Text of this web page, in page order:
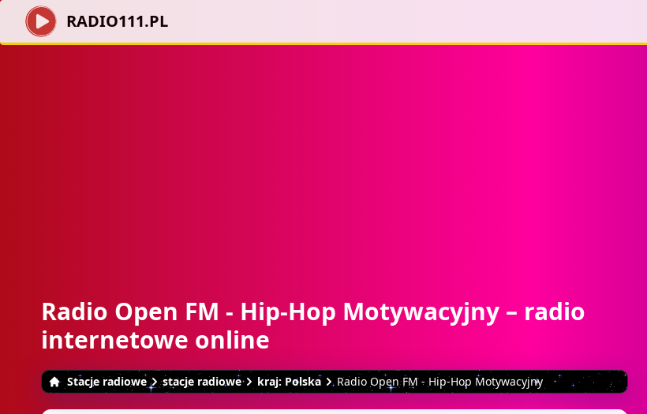
RADIO111.PL
Radio Open FM - Hip-Hop Motywacyjny – radio
internetowe online
Stacje radiowe stacje radiowe kraj: Polska Radio Open FM - Hip-Hop Motywacyjny